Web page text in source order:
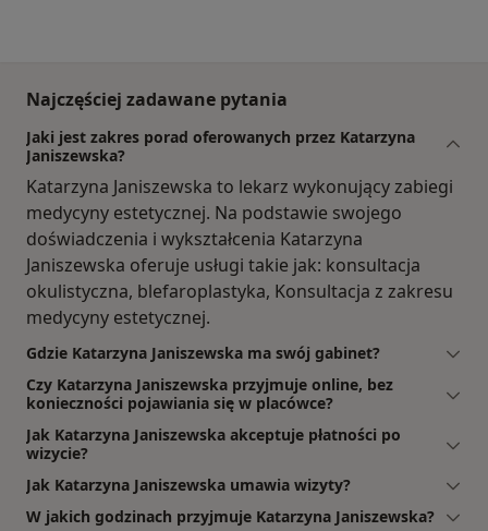
Najczęściej zadawane pytania
Jaki jest zakres porad oferowanych przez Katarzyna
Janiszewska?
Katarzyna Janiszewska to lekarz wykonujący zabiegi
medycyny estetycznej. Na podstawie swojego
doświadczenia i wykształcenia Katarzyna
Janiszewska oferuje usługi takie jak: konsultacja
okulistyczna, blefaroplastyka, Konsultacja z zakresu
medycyny estetycznej.
Gdzie Katarzyna Janiszewska ma swój gabinet?
Czy Katarzyna Janiszewska przyjmuje online, bez
konieczności pojawiania się w placówce?
Jak Katarzyna Janiszewska akceptuje płatności po
wizycie?
Jak Katarzyna Janiszewska umawia wizyty?
W jakich godzinach przyjmuje Katarzyna Janiszewska?